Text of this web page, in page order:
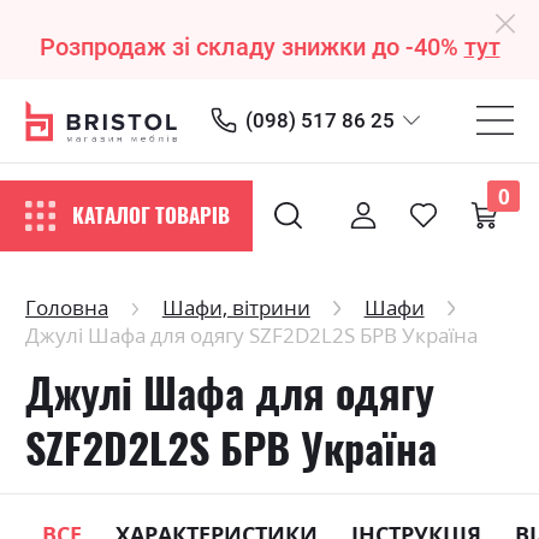
Розпродаж зі складу знижки до -40% тут
(098) 517 86 25
КАТАЛОГ ТОВАРІВ
0
Головна Шафи, вітрини
Шафи
Джулі Шафа для одягу SZF2D2L2S БРВ Україна
Джулі Шафа для одягу
SZF2D2L2S БРВ Україна